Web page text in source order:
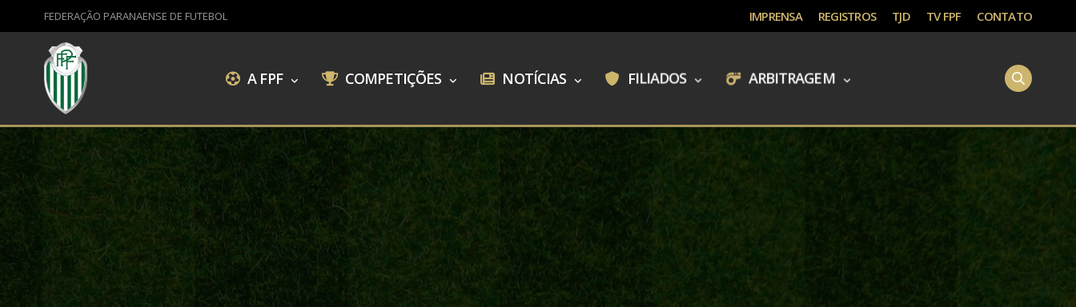
FEDERAÇÃO PARANAENSE DE FUTEBOL IMPRENSA REGISTROS TJD TV FPF CONTATO
A FPF COMPETIÇÕES NOTÍCIAS FILIADOS ARBITRAGEM